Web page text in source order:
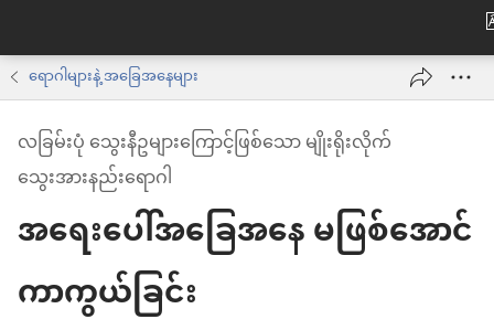
ရောဂါများနဲ့ အခြေအနေများ
လခြမ်းပုံ သွေးနီဥများကြောင့်ဖြစ်သော မျိုးရိုးလိုက်
သွေးအားနည်းရောဂါ
အရေးပေါ်အခြေအနေ မဖြစ်အောင်
ကာကွယ်ခြင်း